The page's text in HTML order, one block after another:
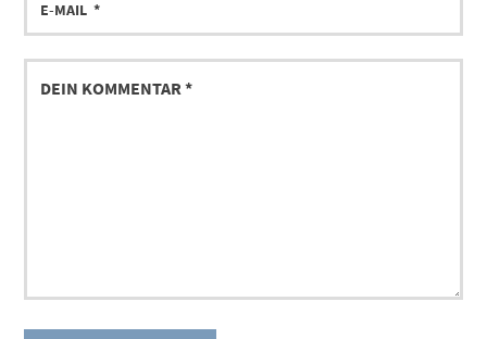
MAIL
DEIN
KOMMENTAR